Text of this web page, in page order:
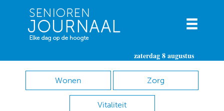
zaterdag 8 augustus
Wonen Zorg
Vitaliteit